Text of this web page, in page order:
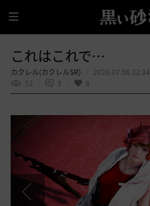
全
体
これはこれで…
カクレル(カクレルSR)
2026.07.06 22:34
52
3 8